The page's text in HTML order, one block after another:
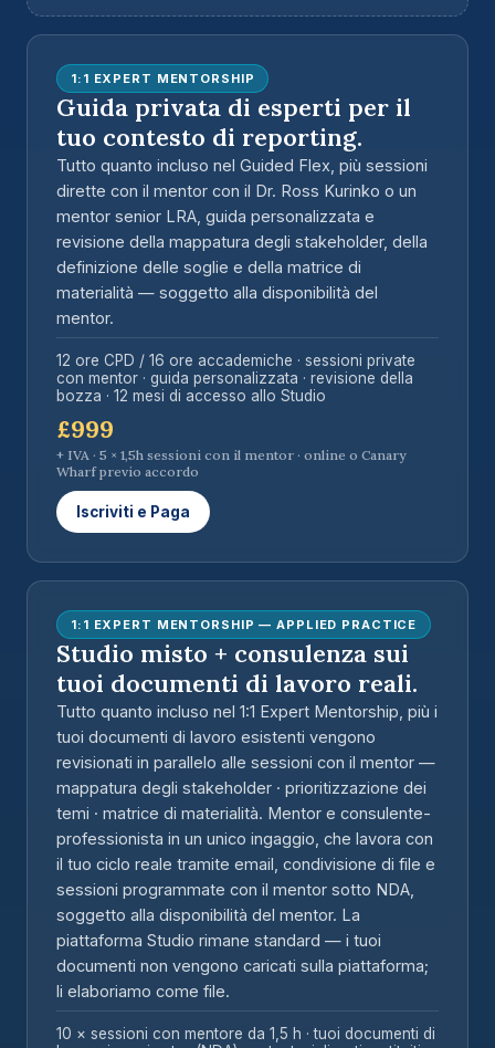
1:1 EXPERT MENTORSHIP
Guida privata di esperti per il
tuo contesto di reporting.
Tutto quanto incluso nel Guided Flex, più sessioni
dirette con il mentor con il Dr. Ross Kurinko o un
mentor senior LRA, guida personalizzata e
revisione della mappatura degli stakeholder, della
definizione delle soglie e della matrice di
materialità — soggetto alla disponibilità del
mentor.
12 ore CPD / 16 ore accademiche · sessioni private
con mentor · guida personalizzata · revisione della
bozza · 12 mesi di accesso allo Studio
£999
+ IVA · 5 × 1,5h sessioni con il mentor · online o Canary
Wharf previo accordo
Iscriviti e Paga
1:1 EXPERT MENTORSHIP — APPLIED PRACTICE
Studio misto + consulenza sui
tuoi documenti di lavoro reali.
Tutto quanto incluso nel 1:1 Expert Mentorship, più i
tuoi documenti di lavoro esistenti vengono
revisionati in parallelo alle sessioni con il mentor —
mappatura degli stakeholder · prioritizzazione dei
temi · matrice di materialità. Mentor e consulente-
professionista in un unico ingaggio, che lavora con
il tuo ciclo reale tramite email, condivisione di file e
sessioni programmate con il mentor sotto NDA
soggetto alla disponibilità del mentor. La
piattaforma Studio rimane standard — i tuoi
documenti non vengono caricati sulla piattaforma;
li elaboriamo come file.
10 × sessioni con mentore da 1,5 h · tuoi documenti di